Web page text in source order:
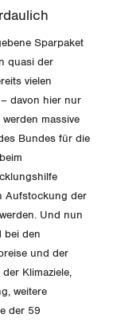
Sparpaket
quasi der
vielen
davon hier nur
massive
Bundes für die
Aufstockung der
Und nun
bei den
und der
Klimaziele,
weitere
der 59